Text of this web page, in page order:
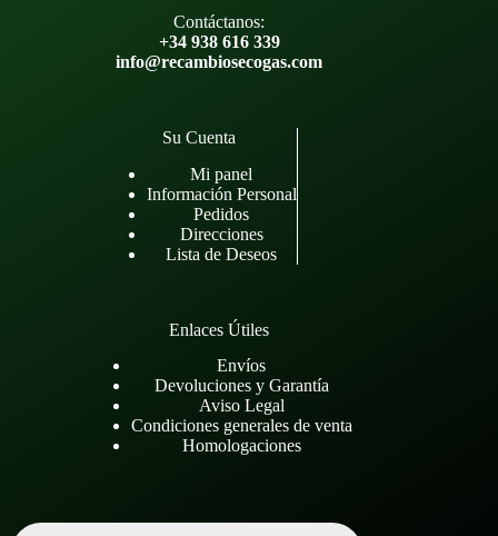
Contáctanos:
+34 938 616 339
info@recambiosecogas.com
Su Cuenta
Mi panel
Información Personal
Pedidos
Direcciones
Lista de Deseos
Enlaces Útiles
Envíos
Devoluciones y Garantía
Aviso Legal
Condiciones generales de venta
Homologaciones
Búsqueda